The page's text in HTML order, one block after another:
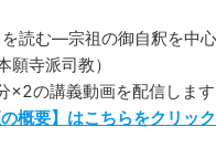
読む―宗祖の御自釈を中心
寺派司教）
×2の講義動画を配信します
概要】はこちらをクリック